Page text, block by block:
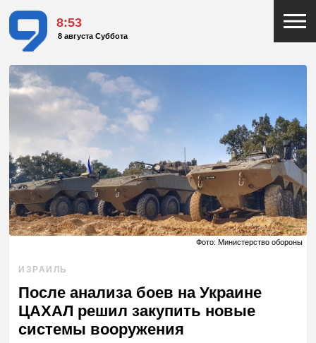
8:53
8 августа Суббота
Фото: Министерство обороны
ИЗРАИЛЬ
После анализа боев на Украине
ЦАХАЛ решил закупить новые
системы вооружения